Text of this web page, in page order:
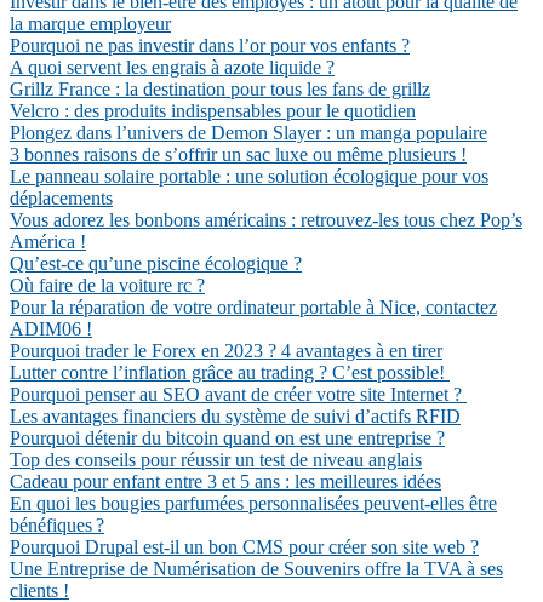
la marque employeur
Pourquoi ne pas investir dans l’or pour vos enfants ?
A quoi servent les engrais à azote liquide ?
Grillz France : la destination pour tous les fans de grillz
Velcro : des produits indispensables pour le quotidien
Plongez dans l’univers de Demon Slayer : un manga populaire
3 bonnes raisons de s’offrir un sac luxe ou même plusieurs !
Le panneau solaire portable : une solution écologique pour vos
déplacements
Vous adorez les bonbons américains : retrouvez-les tous chez Pop’s
América !
Qu’est-ce qu’une piscine écologique ?
Où faire de la voiture rc ?
Pour la réparation de votre ordinateur portable à Nice, contactez
ADIM06 !
Pourquoi trader le Forex en 2023 ? 4 avantages à en tirer
Lutter contre l’inflation grâce au trading ? C’est possible!
Pourquoi penser au SEO avant de créer votre site Internet ?
Les avantages financiers du système de suivi d’actifs RFID
Pourquoi détenir du bitcoin quand on est une entreprise ?
Top des conseils pour réussir un test de niveau anglais
Cadeau pour enfant entre 3 et 5 ans : les meilleures idées
En quoi les bougies parfumées personnalisées peuvent-elles être
bénéfiques ?
Pourquoi Drupal est-il un bon CMS pour créer son site web ?
Une Entreprise de Numérisation de Souvenirs offre la TVA à ses
clients !